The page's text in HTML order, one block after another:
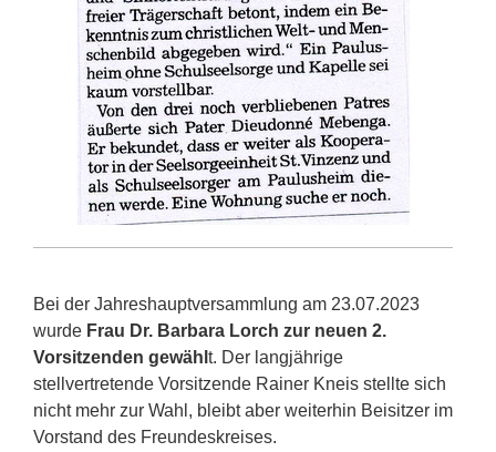
Bei der Jahreshauptversammlung am 23.07.2023
wurde Frau Dr. Barbara Lorch zur neuen 2.
Vorsitzenden gewähl t. Der langjährige
stellvertretende Vorsitzende Rainer Kneis stellte sich
nicht mehr zur Wahl, bleibt aber weiterhin Beisitzer im
Vorstand des Freundeskreises.